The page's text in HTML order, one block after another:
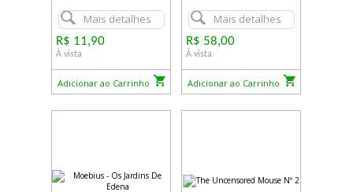
Mais detalhes
R$ 11,90
À vista
Adicionar ao Carrinho
Mais detalhes
R$ 58,00
À vista
Adicionar ao Carrinho